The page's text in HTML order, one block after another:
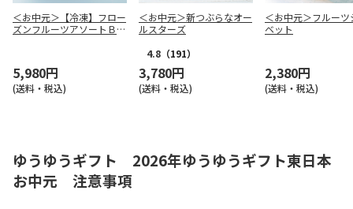
＜お中元＞【冷凍】フロー
ズンフルーツアソートＢＯ
5,980円
(送料・税込)
＜お中元＞新つぶらなオー
ルスターズ
4.8 （191）
3,780円
(送料・税込)
＜お中元＞フルーツ
ベット
2,380円
(送料・税込)
ゆうゆうギフト 2026年ゆうゆうギフト東日本
お中元 注意事項